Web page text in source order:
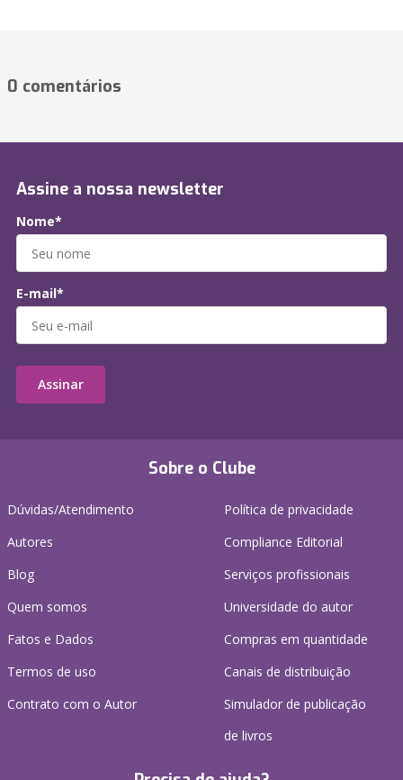
0 comentários
Sobre o Clube
Dúvidas/Atendimento
Autores
Blog
Quem somos
Fatos e Dados
Termos de uso
Contrato com o Autor
Política de privacidade
Compliance Editorial
Serviços profissionais
Universidade do autor
Compras em quantidade
Canais de distribuição
Simulador de publicação
de livros
Assine a nossa newsletter
Nome*
E-mail*
Assinar